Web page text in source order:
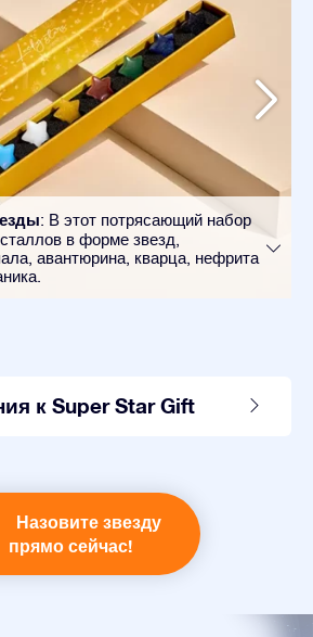
: В этот потрясающий набор
в форме звезд,
авантюрина, кварца, нефрита
к Super Star Gift
Назовите звезду
прямо сейчас!